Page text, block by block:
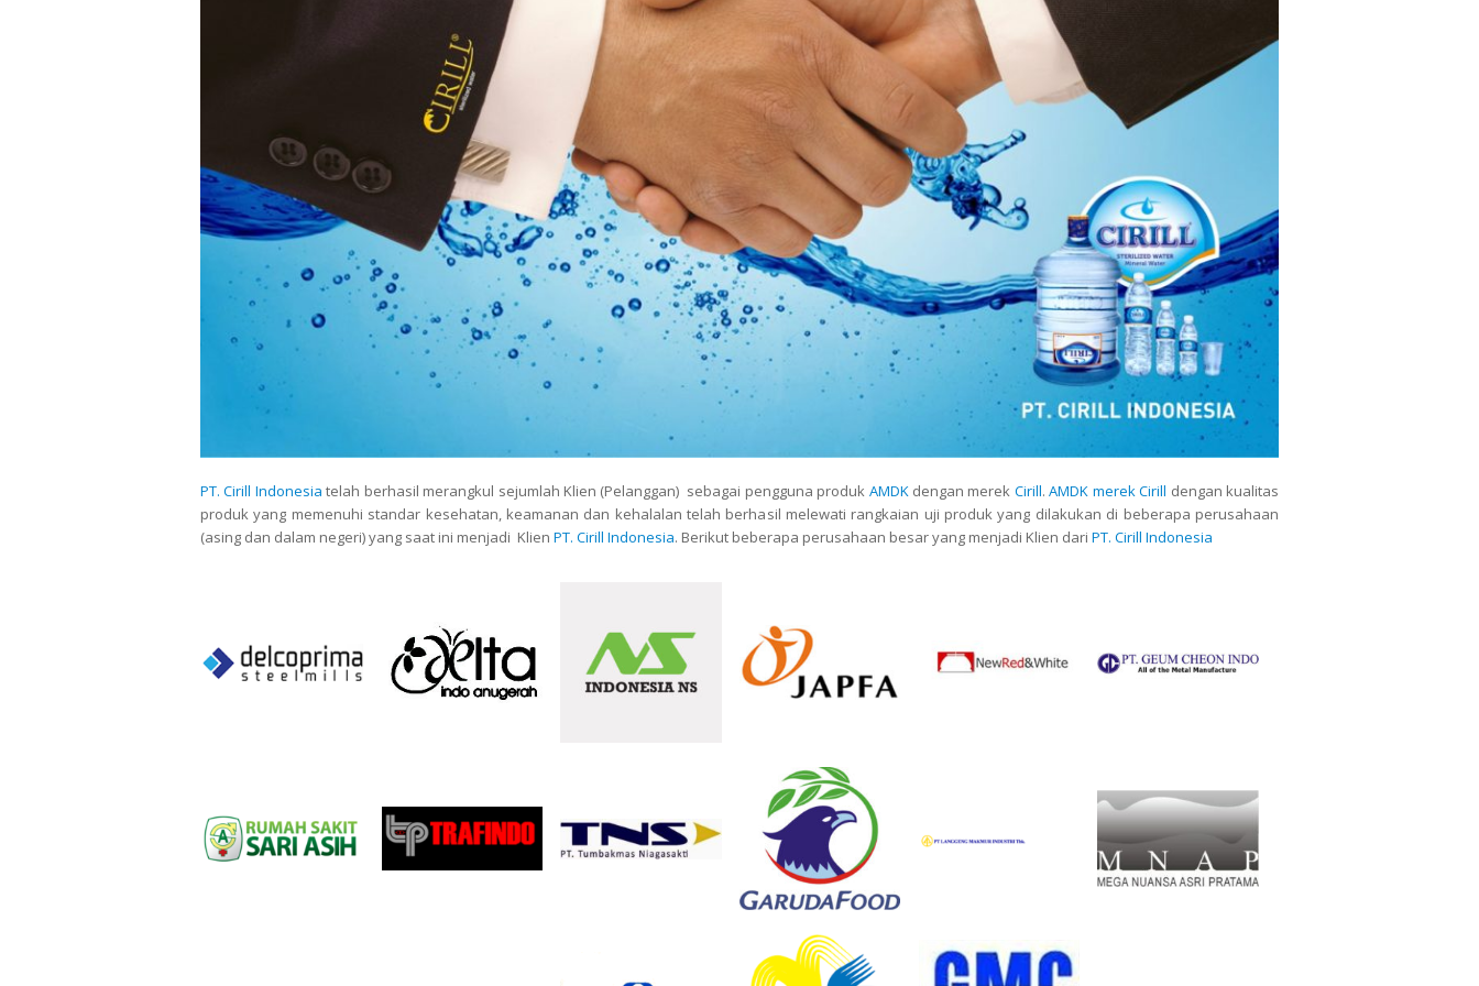
PT. Cirill Indonesia telah berhasil merangkul sejumlah Klien (Pelanggan) sebagai pengguna produk AMDKdengan merek Cirill.AMDK merek Cirill dengan kualitas
produk yang memenuhi standar kesehatan, keamanan dan kehalalan telah berhasil melewati rangkaian uji produk yang dilakukan di beberapa perusahaan
(asing dan dalam negeri) yang saat ini menjadi Klien PT. Cirill Indonesia. Berikut beberapa perusahaan besar yang menjadi Klien dari PT. Cirill Indonesia